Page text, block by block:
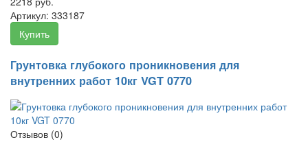
Артикул: 333187
Купить
Грунтовка глубокого проникновения для
внутренних работ 10кг VGT 0770
Отзывов (0)